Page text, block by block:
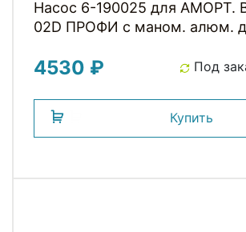
Насос 6-190025 для АМОРТ.
02D ПРОФИ с маном. алюм.
4530 ₽ Под
Купить